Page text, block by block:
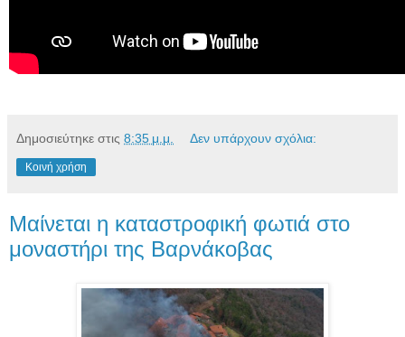
Δημοσιεύτηκε στις 8:35 μ.μ. Δεν υπάρχουν σχόλια:
Κοινή χρήση
Μαίνεται η καταστροφική φωτιά στο
μοναστήρι της Βαρνάκοβας